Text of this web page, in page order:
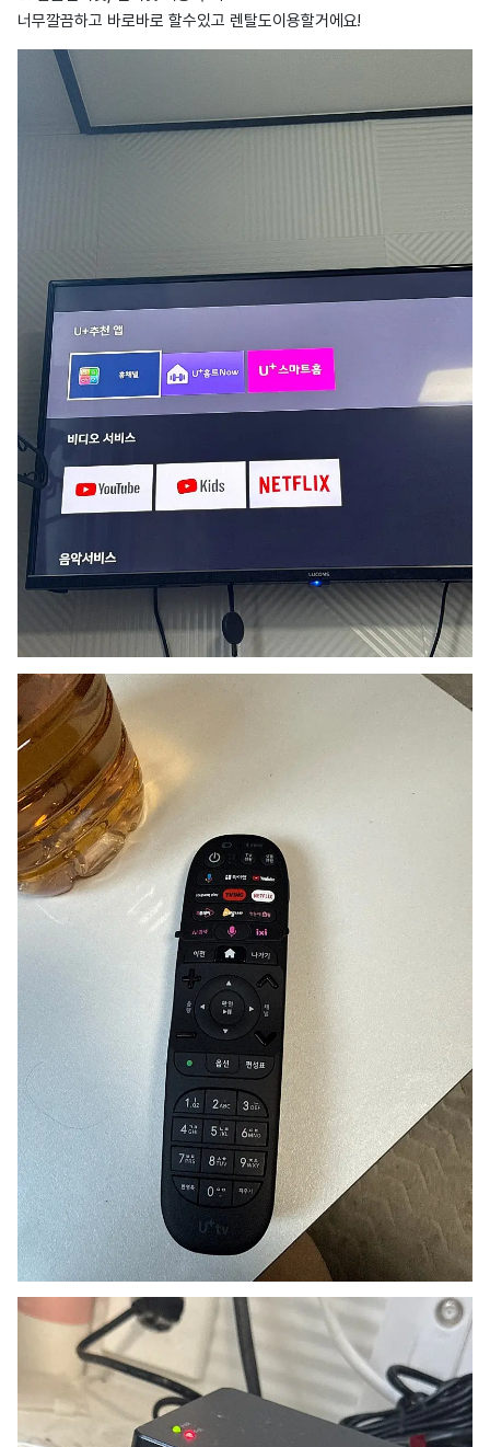
너무깔끔하고 바로바로 할수있고 렌탈도이용할거에요!